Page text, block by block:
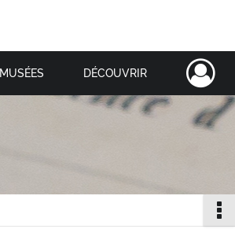
MUSÉES DÉCOUVRIR